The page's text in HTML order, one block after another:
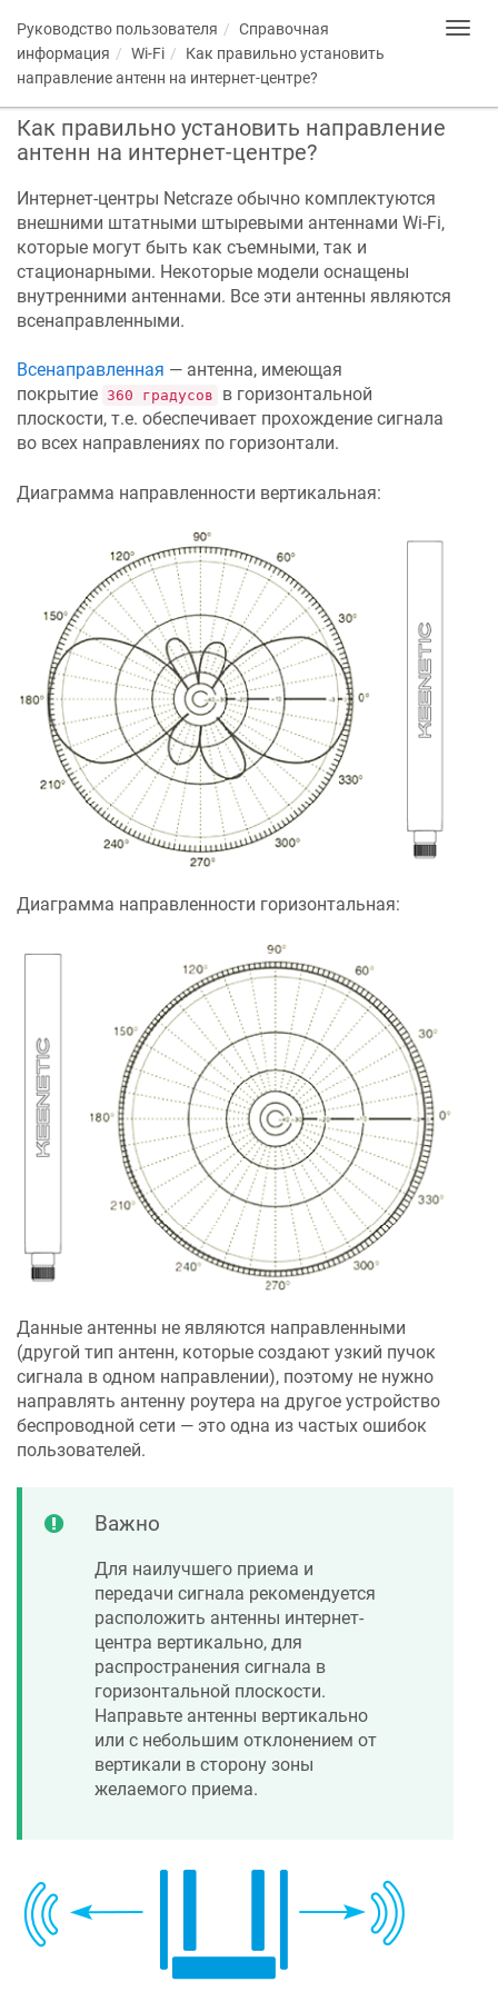
Руководство пользователя
Справочная
информация
Wi-Fi
Как правильно установить
направление антенн на интернет-центре?
Как правильно установить направление
антенн на интернет-центре?
Интернет-центры Netcraze обычно комплектуются
внешними штатными штыревыми антеннами Wi-Fi,
которые могут быть как съемными, так и
стационарными. Некоторые модели оснащены
внутренними антеннами. Все эти антенны являются
всенаправленными.
Всенаправленная — антенна, имеющая
покрытие 360 градусов
в горизонтальной
плоскости, т.е. обеспечивает прохождение сигнала
во всех направлениях по горизонтали.
Диаграмма направленности вертикальная:
Диаграмма направленности горизонтальная:
Данные антенны не являются направленными
(другой тип антенн, которые создают узкий пучок
сигнала в одном направлении), поэтому не нужно
направлять антенну роутера на другое устройство
беспроводной сети — это одна из частых ошибок
пользователей.
Важно
Для наилучшего приема и
передачи сигнала рекомендуется
расположить антенны интернет-
центра вертикально, для
распространения сигнала в
горизонтальной плоскости.
Направьте антенны вертикально
или с небольшим отклонением от
вертикали в сторону зоны
желаемого приема.